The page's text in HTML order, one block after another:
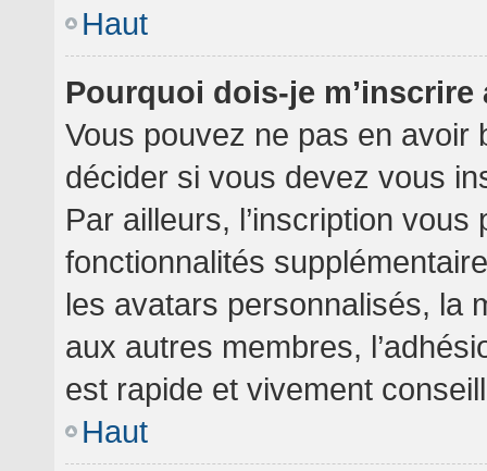
Haut
Pourquoi dois-je
Vous pouvez ne pas en avoir
décider si vous devez vous
Par ailleurs, l’inscription
fonctionnalités
les avatars personnalisés, la
aux autres membres,
est rapide et vivement
Haut